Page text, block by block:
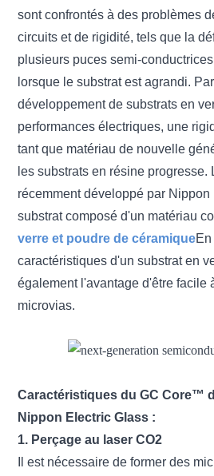
sont confrontés à des problèmes
circuits et de rigidité, tels que la
plusieurs puces semi-
lorsque le substrat est agrandi.
développement de substrats en
performances électriques, une
tant que matériau de nouvelle
les substrats en résine
récemment développé par
substrat composé d'un matériau
verre et poudre de céramique
caractéristiques d'un substrat en
également l'avantage d'être facile
microvias.
Caractéristiques du GC Core™
Nippon Electric Glass :
1. Perçage au laser CO2
Il est nécessaire de former des